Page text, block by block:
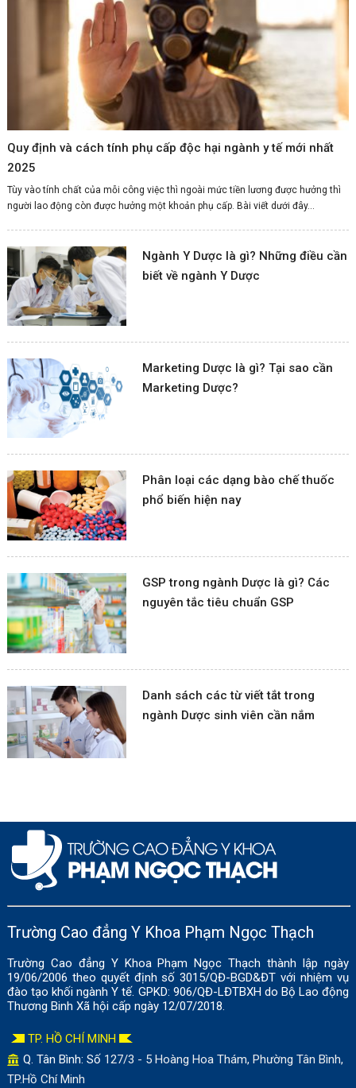
Quy định và cách tính phụ cấp độc hại ngành y tế mới nhất
2025
Tùy vào tính chất của mỗi công việc thì ngoài mức tiền lương được hưởng thì
người lao động còn được hưởng một khoản phụ cấp. Bài viết dưới đây...
Ngành Y Dược là gì? Những điều cần
biết về ngành Y Dược
Marketing Dược là gì? Tại sao cần
Marketing Dược?
Phân loại các dạng bào chế thuốc
phổ biến hiện nay
GSP trong ngành Dược là gì? Các
nguyên tắc tiêu chuẩn GSP
Danh sách các từ viết tắt trong
ngành Dược sinh viên cần nắm
Trường Cao đẳng Y Khoa Phạm Ngọc Thạch
Trường Cao đẳng Y Khoa Phạm Ngọc Thạch thành lập ngày
19/06/2006 theo quyết định số 3015/QĐ-BGD&ĐT với nhiệm vụ
đào tạo khối ngành Y tế. GPKD: 906/QĐ-LĐTBXH do Bộ Lao động
Thương Binh Xã hội cấp ngày 12/07/2018.
TP. HỒ CHÍ MINH
Q. Tân Bình: Số 127/3 - 5 Hoàng Hoa Thám, Phường Tân Bình,
TP.Hồ Chí Minh